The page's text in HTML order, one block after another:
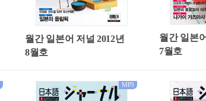
월간 일본어 저널 2012년
8월호
월간 일본
7월호
MP3